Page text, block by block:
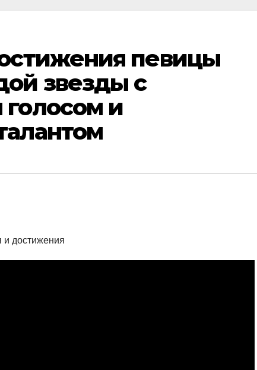
певицы
звезды с
и